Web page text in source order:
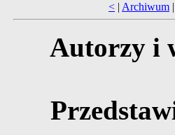
< | Archiwum |
Autorzy i